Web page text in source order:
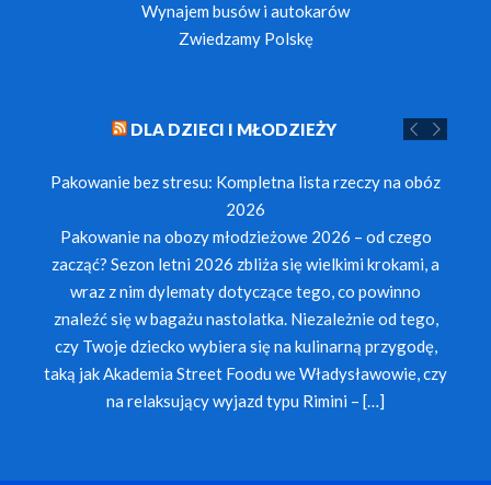
Wynajem busów i autokarów
Zwiedzamy Polskę
DLA DZIECI I MŁODZIEŻY
Pakowanie bez stresu: Kompletna lista rzeczy na obóz
2026
Pakowanie na obozy młodzieżowe 2026 – od czego
zacząć? Sezon letni 2026 zbliża się wielkimi krokami, a
wraz z nim dylematy dotyczące tego, co powinno
znaleźć się w bagażu nastolatka. Niezależnie od tego,
czy Twoje dziecko wybiera się na kulinarną przygodę,
taką jak Akademia Street Foodu we Władysławowie, czy
na relaksujący wyjazd typu Rimini – […]